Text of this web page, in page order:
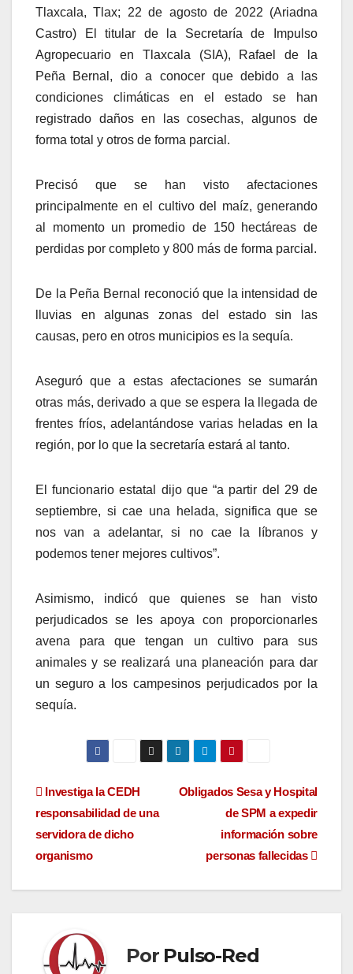
Tlaxcala, Tlax; 22 de agosto de 2022 (Ariadna
Castro) El titular de la Secretaría de Impulso
Agropecuario en Tlaxcala (SIA), Rafael de la
Peña Bernal, dio a conocer que debido a las
condiciones climáticas en el estado se han
registrado daños en las cosechas, algunos de
forma total y otros de forma parcial.
Precisó que se han visto afectaciones
principalmente en el cultivo del maíz, generando
al momento un promedio de 150 hectáreas de
perdidas por completo y 800 más de forma parcial.
De la Peña Bernal reconoció que la intensidad de
lluvias en algunas zonas del estado sin las
causas, pero en otros municipios es la sequía.
Aseguró que a estas afectaciones se sumarán
otras más, derivado a que se espera la llegada de
frentes fríos, adelantándose varias heladas en la
región, por lo que la secretaría estará al tanto.
El funcionario estatal dijo que “a partir del 29 de
septiembre, si cae una helada, significa que se
nos van a adelantar, si no cae la líbranos y
podemos tener mejores cultivos”.
Asimismo, indicó que quienes se han visto
perjudicados se les apoya con proporcionarles
avena para que tengan un cultivo para sus
animales y se realizará una planeación para dar
un seguro a los campesinos perjudicados por la
sequía.
Navegación
de
entradas
Obligados Sesa y Hospital
de SPM a expedir
información sobre
personas fallecidas
Investiga la CEDH
responsabilidad de una
servidora de dicho
organismo
Por Pulso-Red